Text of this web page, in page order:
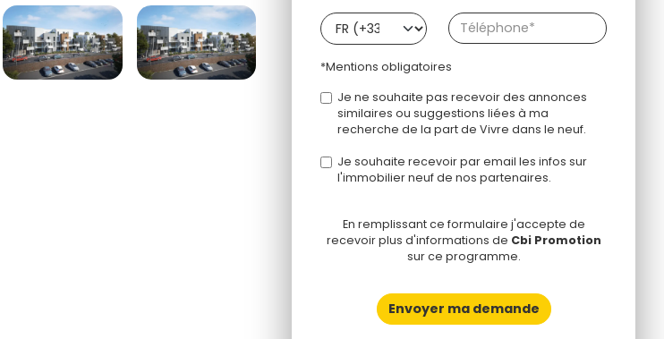
*Mentions obligatoires
Je ne souhaite pas recevoir des annonces
similaires ou suggestions liées à ma
recherche de la part de Vivre dans le neuf.
Je souhaite recevoir par email les infos sur
l'immobilier neuf de nos partenaires.
En remplissant ce formulaire j'accepte de
recevoir plus d'informations de Cbi Promotion
sur ce programme.
Envoyer ma demande